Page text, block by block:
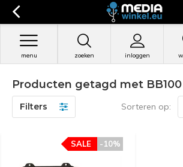
zoeken inloggen
menu
Producten getagd met BB100
Filters Sorteren op:
-10%
SALE